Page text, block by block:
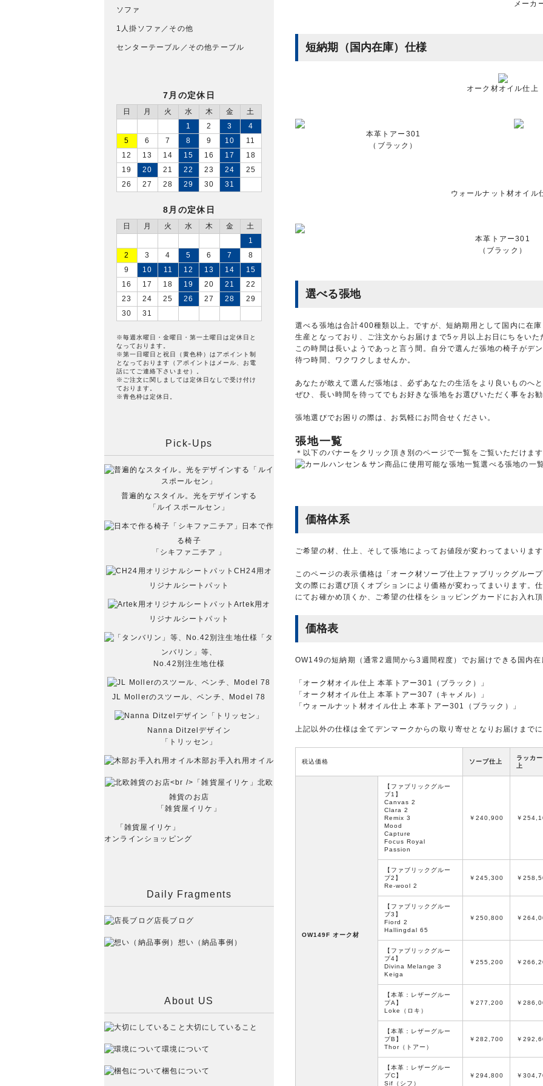
メーカ
短納期（国内在庫）仕様
オーク材オイル仕上
本革トアー301
（ブラック）
ウォールナット材オイル
本革トアー301
（ブラック）
選べる張地
選べる張地は合計400種類以上。ですが、短納期用として国内に在
生産となっており、ご注文からお届けまで5ヶ月以上お日にちをいた
この時間は長いようであっと言う間。自分で選んだ張地の椅子がデ
待つ時間、ワクワクしませんか。
あなたが敢えて選んだ張地は、必ずあなたの生活をより良いものへ
ぜひ、長い時間を待ってでもお好きな張地をお選びいただく事をお
張地選びでお困りの際は、お気軽にお問合せください。
張地一覧
＊以下のバナーをクリック頂き別のページで一覧をご覧いただけま
選べる張地の一
価格体系
ご希望の材、仕上、そして張地によってお値段が変わってまいりま
このページの表示価格は「オーク材ソープ仕上ファブリックグル
文の際にお選び頂くオプションにより価格が変わってまいります。
にてお確かめ頂くか、ご希望の仕様をショッピングカードにお入れ
価格表
OW149の短納期（通常2週間から3週間程度）でお届けできる国内
「オーク材オイル仕上 本革トアー301（ブラック）」
「オーク材オイル仕上 本革トアー307（キャメル）」
「ウォールナット材オイル仕上 本革トアー301（ブラック）」
上記以外の仕様は全てデンマークからの取り寄せとなりお届けまで
税込価格 ソープ仕上
ラッカ
上
OW149F オーク材
【ファブリックグルー
プ1】
Canvas 2
Clara 2
Remix 3
Mood
Capture
Focus Royal
Passion
￥240,900 ￥
【ファブリックグルー
プ2】
Re-wool 2
￥245,300 ￥
【ファブリックグルー
プ3】
Fiord 2
Hallingdal 65
￥250,800 ￥
【ファブリックグルー
プ4】
Divina Melange 3
Keiga
￥255,200 ￥
【本革：レザーグルー
プA】
Loke（ロキ）
￥277,200 ￥
【本革：レザーグルー
プB】
Thor（トアー）
￥282,700 ￥
【本革：レザーグルー
プC】
Sif（シフ）
￥294,800 ￥
ソファ
1人掛ソファ／その他
センターテーブル／その他テーブル
7月の定休日
日 月 火 水 木 金
土
1
2 3
4
5
6 7 8 9 10
11
12
13 14 15 16 17
18
19
20 21 22 23 24
25
26
27 28 29 30 31
8月の定休日
日 月 火 水 木 金
土
1
2
3 4 5 6 7
8
9
10 11 12 13 14
15
16
17 18 19 20 21
22
23
24 25 26 27 28
29
30
31
※毎週水曜日・金曜日・第一土曜日は定休日と
なっております。
※第一日曜日と祝日（黄色枠）はアポイント制
となっております（アポイントはメール、お電
話にてご連絡下さいませ）。
※ご注文に関しましては定休日なしで受け付け
ております。
※青色枠は定休日。
Pick-Ups
普遍的なスタイル。光をデザインする
「ルイスポールセン」
日本で作
る椅子
「シキファ二チア 」
CH24用オ
リジナルシートパット
Artek用オ
リジナルシートパット
「タ
ンバリン」等、
No.42別注生地仕様
JL Mollerのスツール、ベンチ、Model 78
Nanna Ditzelデザイン
「トリッセン」
木部お手入れ用オイル
北欧
雑貨のお店
「雑貨屋イリケ」
「雑貨屋イリケ」
オンラインショッピング
Daily Fragments
店長ブログ
想い（納品事例）
About US
大切にしていること
環境について
梱包について